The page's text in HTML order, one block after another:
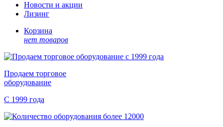
Новости и акции
Лизинг
Корзина
нет товаров
Продаем торговое
оборудование
С 1999 года